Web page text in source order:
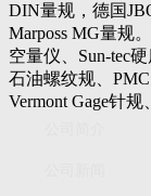
设备展厅
资料下载
视频下
资料
软件下
DIN量规，德国
Marposs MG量规
空量仪、Sun-tec
石油螺纹规、PMC
Vermont Gage针
Threadcheck航空
惠氏螺纹规、
士TESA测高仪